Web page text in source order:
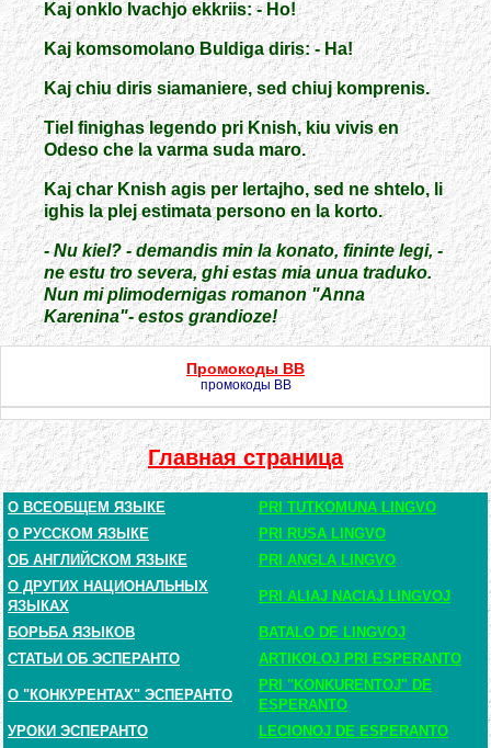
Kaj onklo Ivachjo ekkriis: - Ho!
Kaj komsomolano Buldiga diris: - Ha!
Kaj chiu diris siamaniere, sed chiuj komprenis.
Tiel finighas legendo pri Knish, kiu vivis en
Odeso che la varma suda maro.
Kaj char Knish agis per lertajho, sed ne shtelo, li
ighis la plej estimata persono en la korto.
- Nu kiel? - demandis min la konato, fininte legi, -
ne estu tro severa, ghi estas mia unua traduko.
Nun mi plimodernigas romanon "Anna
Karenina"- estos grandioze!
Промокоды BB
промокоды BB
Главная страница
О ВСЕОБЩЕМ ЯЗЫКЕ
PRI TUTKOMUNA LINGVO
О РУССКОМ ЯЗЫКЕ
PRI RUSA LINGVO
ОБ АНГЛИЙСКОМ ЯЗЫКЕ
PRI ANGLA LINGVO
О ДРУГИХ НАЦИОНАЛЬНЫХ
ЯЗЫКАХ
PRI ALIAJ NACIAJ LINGVOJ
БОРЬБА ЯЗЫКОВ
BATALO DE LINGVOJ
СТАТЬИ ОБ ЭСПЕРАНТО
ARTIKOLOJ PRI ESPERANTO
О "КОНКУРЕНТАХ" ЭСПЕРАНТО
PRI "KONKURENTOJ" DE
ESPERANTO
УРОКИ ЭСПЕРАНТО
LECIONOJ DE ESPERANTO